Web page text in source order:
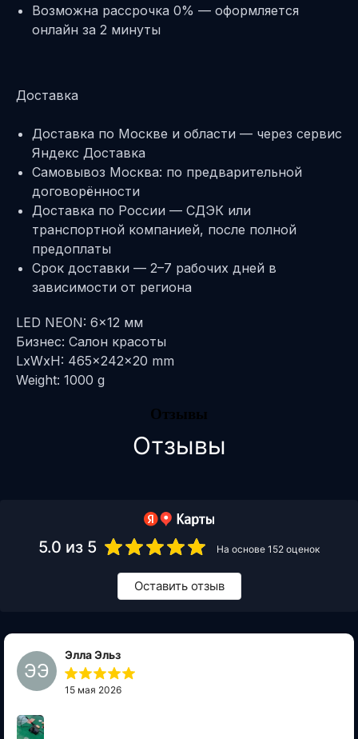
Возможна рассрочка 0% — оформляется
онлайн за 2 минуты
Доставка
Доставка по Москве и области — через сервис
Яндекс Доставка
Самовывоз Москва: по предварительной
договорённости
Доставка по России — СДЭК или
транспортной компанией, после полной
предоплаты
Срок доставки — 2–7 рабочих дней в
зависимости от региона
LED NEON: 6x12 мм
Бизнес: Салон красоты
LxWxH: 465x242x20 mm
Weight: 1000 g
Отзывы